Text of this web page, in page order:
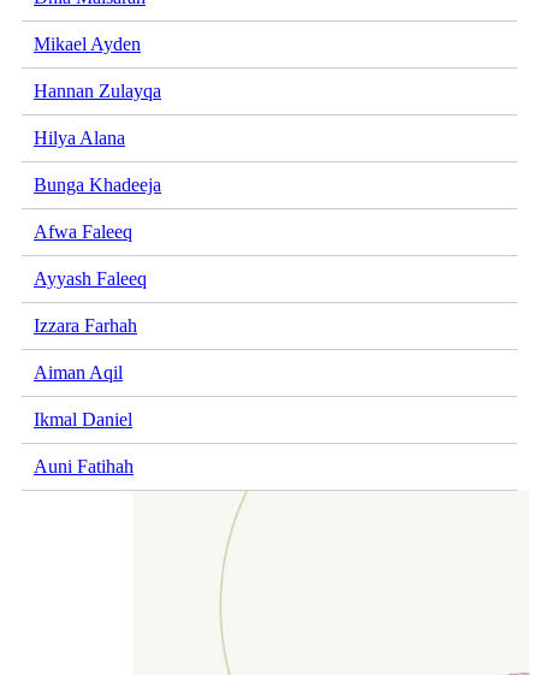
Mikael Ayden
Hannan Zulayqa
Hilya Alana
Bunga Khadeeja
Afwa Faleeq
Ayyash Faleeq
Izzara Farhah
Aiman Aqil
Ikmal Daniel
Auni Fatihah